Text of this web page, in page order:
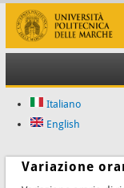
Italiano
English
Variazione